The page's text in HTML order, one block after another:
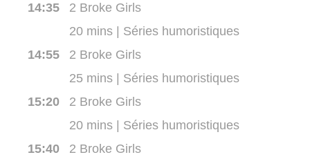
14:352 Broke Girls
20 mins | Séries humoristiques
14:552 Broke Girls
25 mins | Séries humoristiques
15:202 Broke Girls
20 mins | Séries humoristiques
15:402 Broke Girls